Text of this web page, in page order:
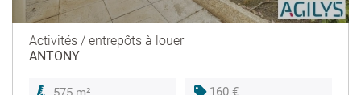
Activités / entrepôts à louer
ANTONY
160 €